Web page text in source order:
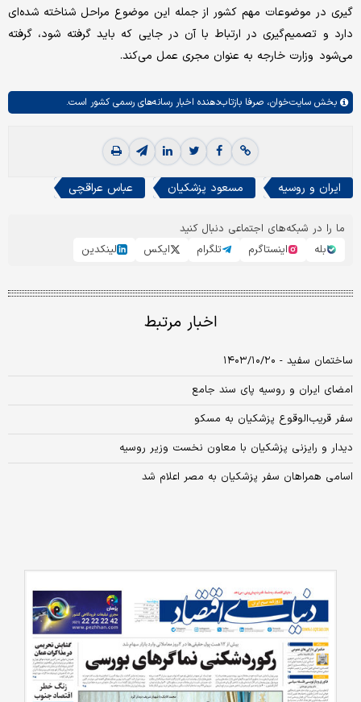
گیری در موضوعات مهم کشور از جمله این موضوع مراحل شناخته شده‌ای
دارد و تصمیم‌گیری در ارتباط با آن در جایی که باید گرفته شود، گرفته
می‌شود وزارت خارجه به عنوان مجری عمل می‌کند.
بخش سایت‌خوان، صرفا بازتاب‌دهنده اخبار رسانه‌های رسمی کشور است.
ایران و روسیه مسعود پزشکیان عباس عراقچی
ما را در شبکه‌های اجتماعی دنبال کنید
بله
اینستاگرم تلگرام ایکس لینکدین
اخبار مرتبط
ساختمان سفید - ۱۴۰۳/۱۰/۲۰
امضای ایران و روسیه پای سند جامع
سفر قریب‌الوقوع پزشکیان به مسکو
دیدار و رایزنی پزشکیان با معاون نخست وزیر روسیه
اسامی همراهان سفر پزشکیان به مصر اعلام شد